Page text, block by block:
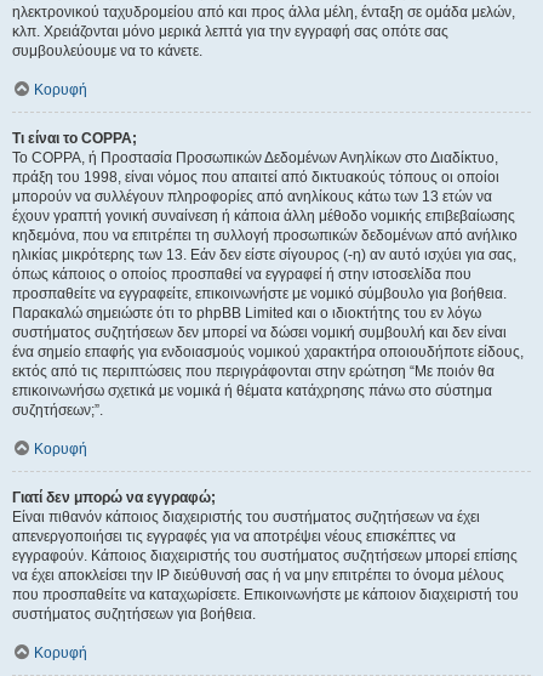
ηλεκτρονικού ταχυδρομείου από και προς άλλα μέλη, ένταξη σε ομάδα μελών,
κλπ. Χρειάζονται μόνο μερικά λεπτά για την εγγραφή σας οπότε σας
συμβουλεύουμε να το κάνετε.
Κορυφή
Τι είναι το COPPA;
Το COPPA, ή Προστασία Προσωπικών Δεδομένων Ανηλίκων στο Διαδίκτυο,
πράξη του 1998, είναι νόμος που απαιτεί από δικτυακούς τόπους οι οποίοι
μπορούν να συλλέγουν πληροφορίες από ανηλίκους κάτω των 13 ετών να
έχουν γραπτή γονική συναίνεση ή κάποια άλλη μέθοδο νομικής επιβεβαίωσης
κηδεμόνα, που να επιτρέπει τη συλλογή προσωπικών δεδομένων από ανήλικο
ηλικίας μικρότερης των 13. Εάν δεν είστε σίγουρος (-η) αν αυτό ισχύει για σας,
όπως κάποιος ο οποίος προσπαθεί να εγγραφεί ή στην ιστοσελίδα που
προσπαθείτε να εγγραφείτε, επικοινωνήστε με νομικό σύμβουλο για βοήθεια.
Παρακαλώ σημειώστε ότι το phpBB Limited και ο ιδιοκτήτης του εν λόγω
συστήματος συζητήσεων δεν μπορεί να δώσει νομική συμβουλή και δεν είναι
ένα σημείο επαφής για ενδοιασμούς νομικού χαρακτήρα οποιουδήποτε είδους,
εκτός από τις περιπτώσεις που περιγράφονται στην ερώτηση “Με ποιόν θα
επικοινωνήσω σχετικά με νομικά ή θέματα κατάχρησης πάνω στο σύστημα
συζητήσεων;”.
Κορυφή
Γιατί δεν μπορώ να εγγραφώ;
Είναι πιθανόν κάποιος διαχειριστής του συστήματος συζητήσεων να έχει
απενεργοποιήσει τις εγγραφές για να αποτρέψει νέους επισκέπτες να
εγγραφούν. Κάποιος διαχειριστής του συστήματος συζητήσεων μπορεί επίσης
να έχει αποκλείσει την IP διεύθυνσή σας ή να μην επιτρέπει το όνομα μέλους
που προσπαθείτε να καταχωρίσετε. Επικοινωνήστε με κάποιον διαχειριστή του
συστήματος συζητήσεων για βοήθεια.
Κορυφή